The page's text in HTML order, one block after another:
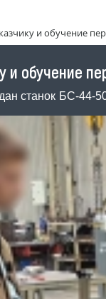
и обучение
и обучение
станок БС-